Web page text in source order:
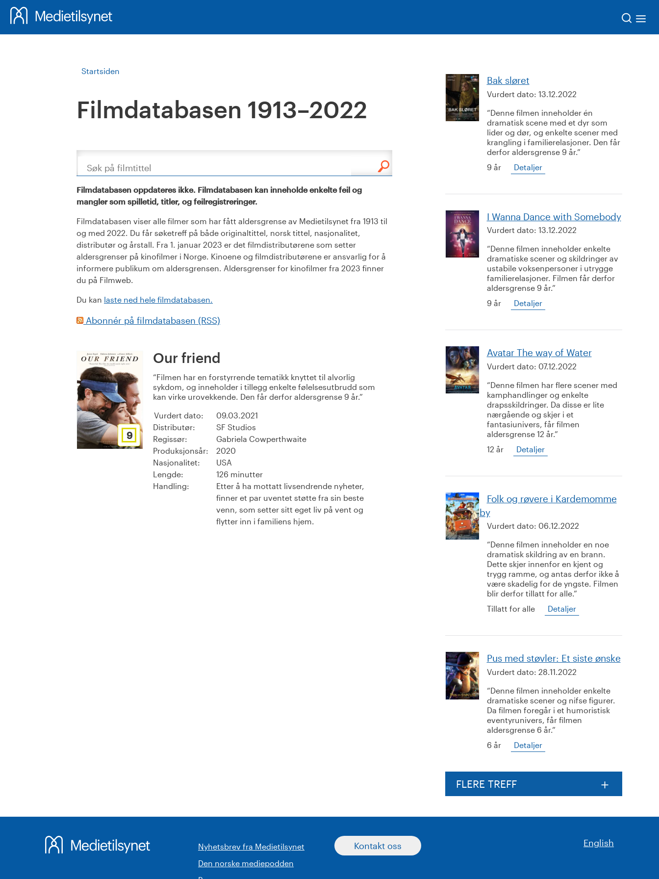
Startsiden
Filmdatabasen 1913–2022
Søk
Filmdatabasen oppdateres ikke. Filmdatabasen kan inneholde enkelte feil og
mangler som spilletid, titler, og feilregistreringer.
Filmdatabasen viser alle filmer som har fått aldersgrense av Medietilsynet fra 1913 til
og med 2022. Du får søketreff på både originaltittel, norsk tittel, nasjonalitet,
distributør og årstall. Fra 1. januar 2023 er det filmdistributørene som setter
aldersgrenser på kinofilmer i Norge. Kinoene og filmdistributørene er ansvarlig for å
informere publikum om aldersgrensen. Aldersgrenser for kinofilmer fra 2023 finner
du på Filmweb.
Du kan laste ned hele filmdatabasen.
Abonnér på filmdatabasen (RSS)
9
Our friend
Filmen har en forstyrrende tematikk knyttet til alvorlig
sykdom, og inneholder i tillegg enkelte følelsesutbrudd som
kan virke urovekkende. Den får derfor aldersgrense 9 år.
Vurdert dato:
09.03.2021
Distributør:
SF Studios
Regissør:
Gabriela Cowperthwaite
Produksjonsår:
2020
Nasjonalitet:
USA
Lengde:
126 minutter
Handling:
Etter å ha mottatt livsendrende nyheter,
finner et par uventet støtte fra sin beste
venn, som setter sitt eget liv på vent og
flytter inn i familiens hjem.
Bak sløret
Vurdert dato: 13.12.2022
Denne filmen inneholder én
dramatisk scene med et dyr som
lider og dør, og enkelte scener med
krangling i familierelasjoner. Den får
derfor aldersgrense 9 år.
9 år
Detaljer
I Wanna Dance with Somebody
Vurdert dato: 13.12.2022
Denne filmen inneholder enkelte
dramatiske scener og skildringer av
ustabile voksenpersoner i utrygge
familierelasjoner. Filmen får derfor
aldersgrense 9 år.
9 år
Detaljer
Avatar The way of Water
Vurdert dato: 07.12.2022
Denne filmen har flere scener med
kamphandlinger og enkelte
drapsskildringer. Da disse er lite
nærgående og skjer i et
fantasiunivers, får filmen
aldersgrense 12 år.
12 år
Detaljer
Folk og røvere i Kardemomme
by
Vurdert dato: 06.12.2022
Denne filmen inneholder en noe
dramatisk skildring av en brann.
Dette skjer innenfor en kjent og
trygg ramme, og antas derfor ikke å
være skadelig for de yngste. Filmen
blir derfor tillatt for alle.
Tillatt for alle
Detaljer
Pus med støvler: Et siste ønske
Vurdert dato: 28.11.2022
Denne filmen inneholder enkelte
dramatiske scener og nifse figurer.
Da filmen foregår i et humoristisk
eventyrunivers, får filmen
aldersgrense 6 år.
6 år
Detaljer
FLERE TREFF
Nyhetsbrev fra Medietilsynet
Den norske mediepodden
Kontakt oss English